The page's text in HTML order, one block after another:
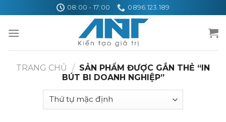
to
content
08:00 - 17:00 0896.123.189
TRANG CHỦ / SẢN PHẨM ĐƯỢC GẮN THẺ “IN
BÚT BI DOANH NGHIỆP”